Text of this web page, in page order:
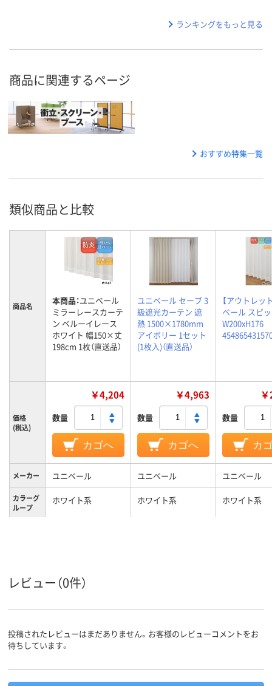
ランキングをもっと見る
商品に関連するページ
おすすめ特集一覧
類似商品と比較
商品名 本商品：ユニベール
ミラーレースカーテ
ン ベルーイレース
ホワイト 幅150×丈
198cm 1枚（直送品）
ユニベール セーブ 3
級遮光カーテン 遮
熱 1500×1780mm
アイボリー 1セット
(1枚入)（直送品）
【アウトレッ
ベール スピ
W200xH176
価格
(税込)
￥4,204
数量
カゴへ
￥4,963
数量
カゴへ
数量
カ
メーカー ユニベール ユニベール ユニベール
カラーグ
ループ
ホワイト系 ホワイト系 ホワイト系
レビュー（0件）
投稿されたレビューはまだありません。お客様のレビューコメントをお
待ちしています。